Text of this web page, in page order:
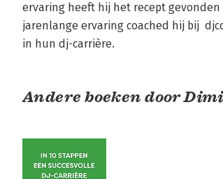
ervaring heeft hij het recept
jarenlange ervaring coached hij bij
in hun dj-carrière.
Andere boeken door